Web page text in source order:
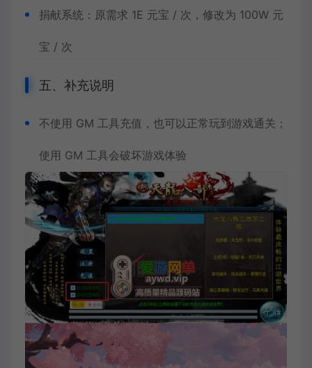
捐献系统：原需求 1E 元宝 / 次，修改为 100W 元
宝 / 次
五、补充说明
不使用 GM 工具充值，也可以正常玩到游戏通关；
使用 GM 工具会破坏游戏体验